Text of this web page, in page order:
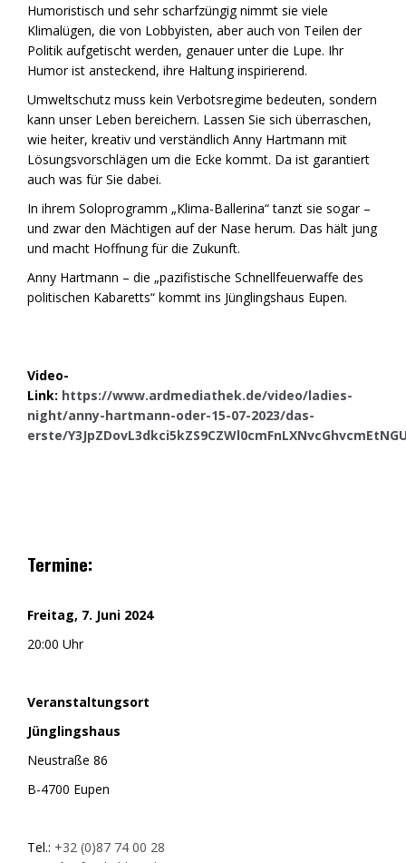
Humoristisch und sehr scharfzüngig nimmt sie viele
Klimalügen, die von Lobbyisten, aber auch von Teilen der
Politik aufgetischt werden, genauer unter die Lupe. Ihr
Humor ist ansteckend, ihre Haltung inspirierend.
Umweltschutz muss kein Verbotsregime bedeuten, sondern
kann unser Leben bereichern. Lassen Sie sich überraschen,
wie heiter, kreativ und verständlich Anny Hartmann mit
Lösungsvorschlägen um die Ecke kommt. Da ist garantiert
auch was für Sie dabei.
In ihrem Soloprogramm „Klima-Ballerina“ tanzt sie sogar –
und zwar den Mächtigen auf der Nase herum. Das hält jung
und macht Hoffnung für die Zukunft.
Anny Hartmann – die „pazifistische Schnellfeuerwaffe des
politischen Kabaretts“ kommt ins Jünglingshaus Eupen.
Video-
Link: https://www.ardmediathek.de/video/ladies-
night/anny-hartmann-oder-15-07-2023/das-
erste/
Termine:
Freitag, 7. Juni 2024
20:00 Uhr
Veranstaltungsort
Jünglingshaus
Neustraße 86
B-4700 Eupen
Tel.: +32 (0)87 74 00 28